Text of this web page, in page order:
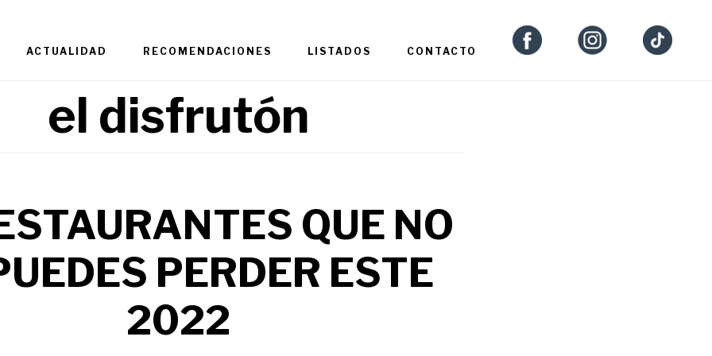
ACTUALIDAD RECOMENDACIONES LISTADOS CONTACTO
el disfrutón
QUE NO
PERDER ESTE
2022